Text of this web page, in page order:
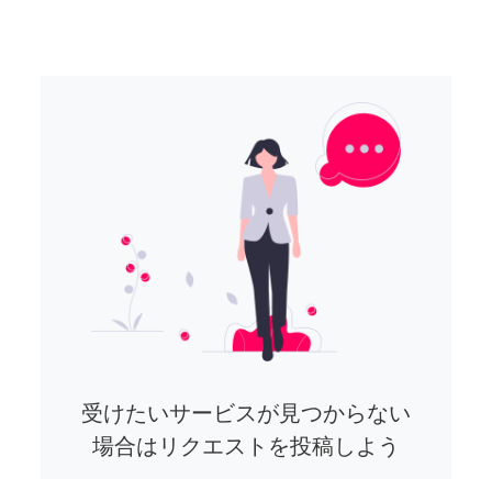
受けたいサービスが見つからない
場合はリクエストを投稿しよう